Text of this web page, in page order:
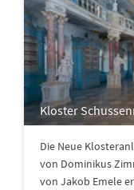
Kloster
Die Neue
von Dominikus
von Jakob Emele